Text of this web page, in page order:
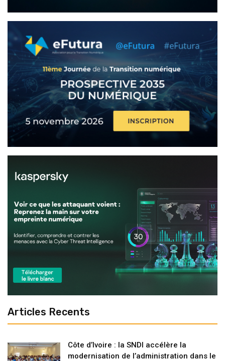
Articles Recents
Côte d’Ivoire : la SNDI accélère la
modernisation de l’administration dans le